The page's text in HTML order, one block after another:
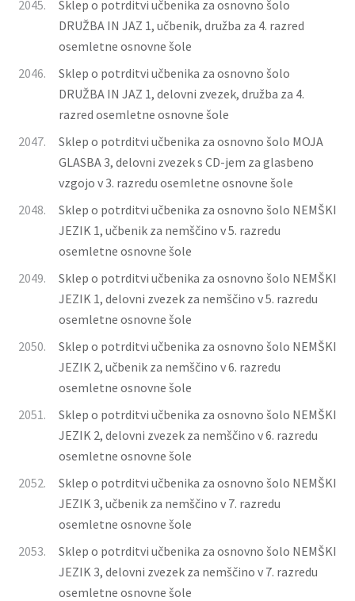
2045.
Sklep o potrditvi učbenika za osnovno šolo
DRUŽBA IN JAZ 1, učbenik, družba za 4. razred
osemletne osnovne šole
2046.
Sklep o potrditvi učbenika za osnovno šolo
DRUŽBA IN JAZ 1, delovni zvezek, družba za 4.
razred osemletne osnovne šole
2047.
Sklep o potrditvi učbenika za osnovno šolo MOJA
GLASBA 3, delovni zvezek s CD-jem za glasbeno
vzgojo v 3. razredu osemletne osnovne šole
2048.
Sklep o potrditvi učbenika za osnovno šolo NEMŠKI
JEZIK 1, učbenik za nemščino v 5. razredu
osemletne osnovne šole
2049.
Sklep o potrditvi učbenika za osnovno šolo NEMŠKI
JEZIK 1, delovni zvezek za nemščino v 5. razredu
osemletne osnovne šole
2050.
Sklep o potrditvi učbenika za osnovno šolo NEMŠKI
JEZIK 2, učbenik za nemščino v 6. razredu
osemletne osnovne šole
2051.
Sklep o potrditvi učbenika za osnovno šolo NEMŠKI
JEZIK 2, delovni zvezek za nemščino v 6. razredu
osemletne osnovne šole
2052.
Sklep o potrditvi učbenika za osnovno šolo NEMŠKI
JEZIK 3, učbenik za nemščino v 7. razredu
osemletne osnovne šole
2053.
Sklep o potrditvi učbenika za osnovno šolo NEMŠKI
JEZIK 3, delovni zvezek za nemščino v 7. razredu
osemletne osnovne šole